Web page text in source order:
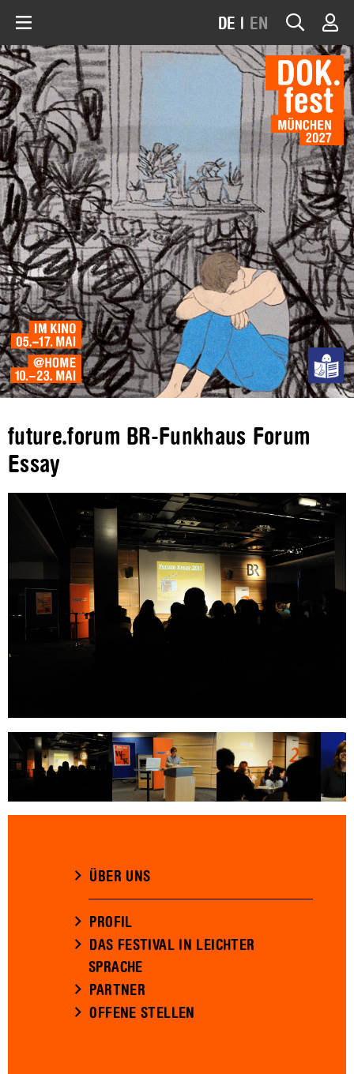
DE | EN
future.forum BR-Funkhaus Forum
Essay
ÜBER UNS
PROFIL
DAS FESTIVAL IN LEICHTER
SPRACHE
PARTNER
OFFENE STELLEN